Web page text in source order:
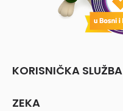
KORISNIČKA SLUŽBA
ZEKA